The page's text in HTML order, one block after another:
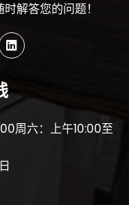
解答您的问题！
周六：上午10:00至